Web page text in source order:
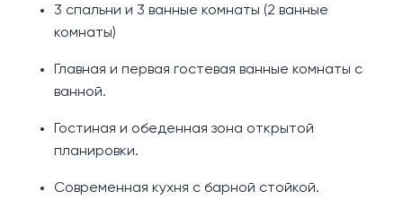
3 спальни и 3 ванные комнаты (2 ванные
комнаты)
Главная и первая гостевая ванные комнаты с
ванной.
Гостиная и обеденная зона открытой
планировки.
Современная кухня с барной стойкой.